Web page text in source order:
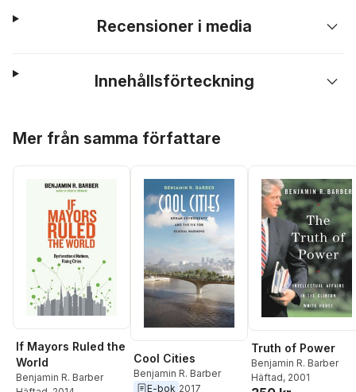
Recensioner i media
Innehållsförteckning
Mer från samma författare
If Mayors Ruled the
World
Benjamin R. Barber
Cool Cities
Benjamin R. Barber
E-bok 2017
Truth of Power
Benjamin R. Barber
Häftad, 2001